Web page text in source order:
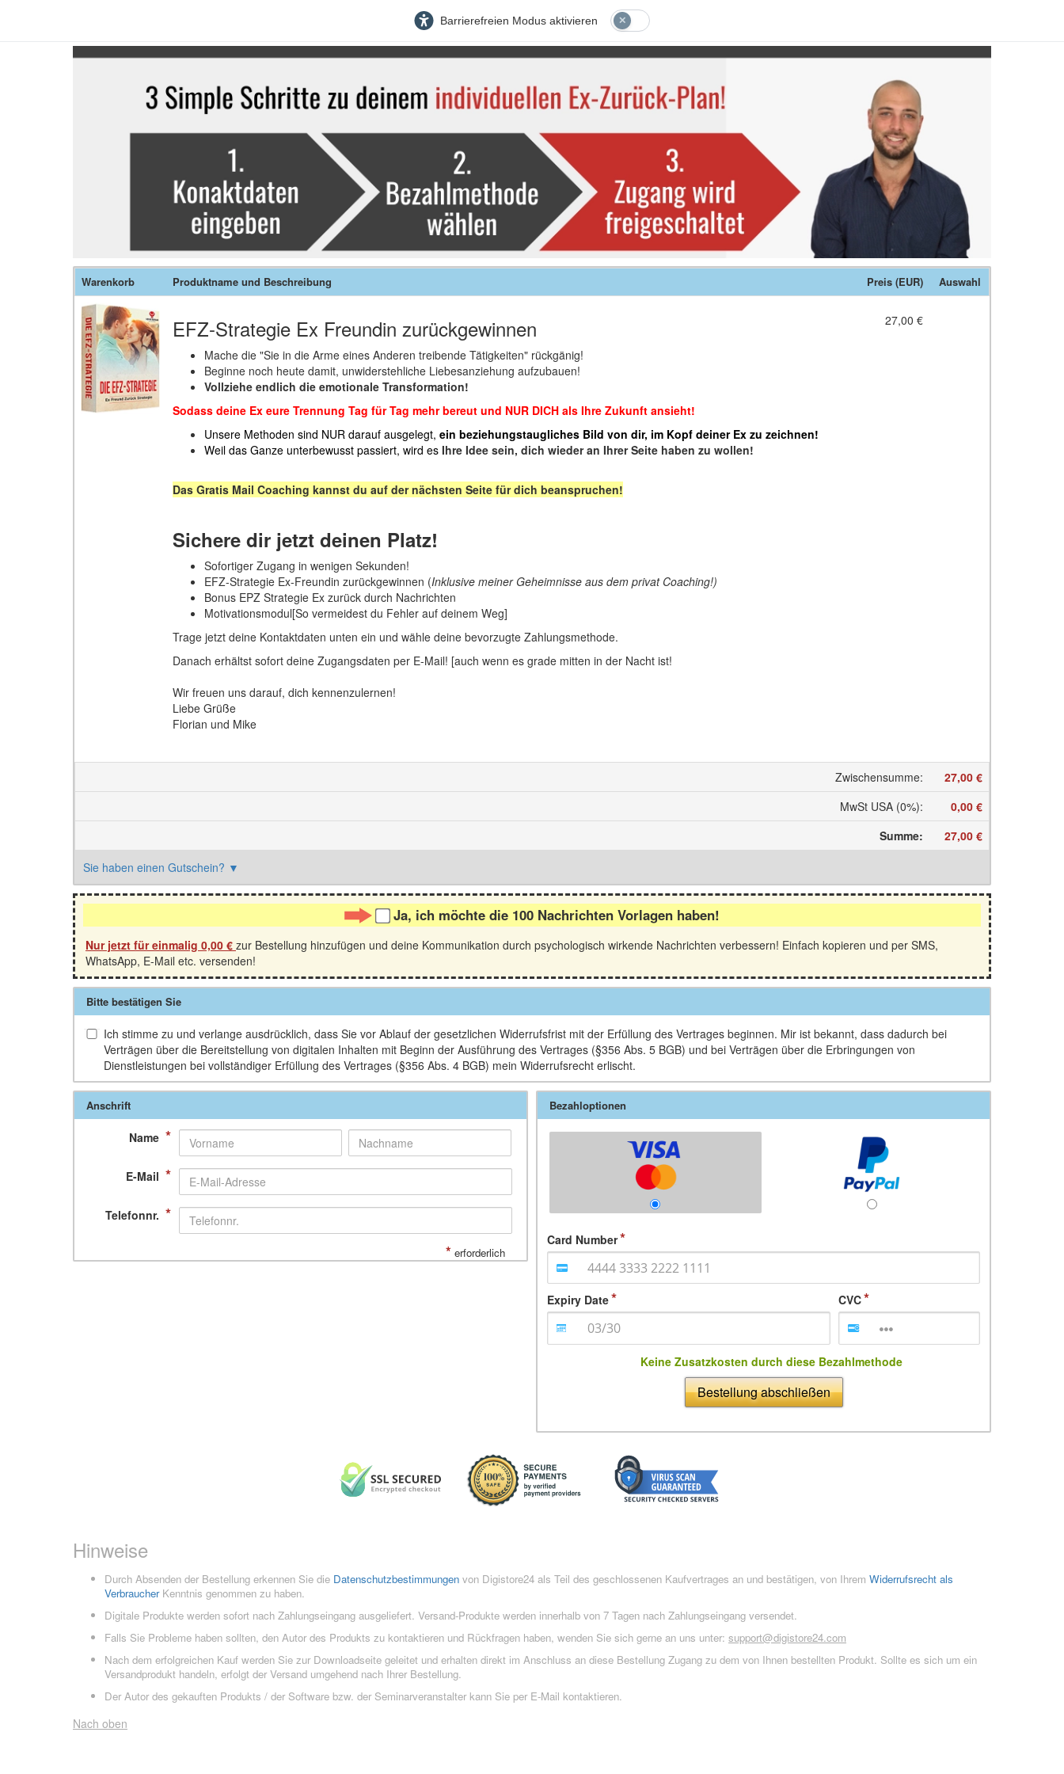
Barrierefreien Modus aktivieren
Warenkorb Produktname und Beschreibung Preis (EUR) Auswahl
EFZ-Strategie Ex Freundin zurückgewinnen
Mache die "Sie in die Arme eines Anderen treibende Tätigkeiten" rückgänig!
Beginne noch heute damit, unwiderstehliche Liebesanziehung aufzubauen!
Vollziehe endlich die emotionale Transformation!
Sodass deine Ex eure Trennung Tag für Tag mehr bereut und NUR DICH als Ihre Zukunft ansieht!
Unsere Methoden sind NUR darauf ausgelegt, ein beziehungstaugliches Bild von dir, im Kopf deiner Ex zu zeichnen!
Weil das Ganze unterbewusst passiert, wird es Ihre Idee sein, dich wieder an Ihrer Seite haben zu wollen!
Das Gratis Mail Coaching kannst du auf der nächsten Seite für dich beanspruchen!
Sichere dir jetzt deinen Platz!
Sofortiger Zugang in wenigen Sekunden!
EFZ-Strategie Ex-Freundin zurückgewinnen (Inklusive meiner Geheimnisse aus dem privat Coaching!)
Bonus EPZ Strategie Ex zurück durch Nachrichten
Motivationsmodul[So vermeidest du Fehler auf deinem Weg]
Trage jetzt deine Kontaktdaten unten ein und wähle deine bevorzugte Zahlungsmethode.
Danach erhältst sofort deine Zugangsdaten per E-Mail! [auch wenn es grade mitten in der Nacht ist!
Wir freuen uns darauf, dich kennenzulernen!
Liebe Grüße
Florian und Mike
27,00 €
Zwischensumme:
27,00 €
MwSt USA (0%):
0,00 €
Summe:
27,00 €
Sie haben einen Gutschein? ▼
Ja, ich möchte die 100 Nachrichten Vorlagen haben!
Nur jetzt für einmalig 0,00 € zur Bestellung hinzufügen und deine Kommunikation durch psychologisch wirkende Nachrichten verbessern! Einfach kopieren und per SMS,
WhatsApp, E-Mail etc. versenden!
Bitte bestätigen Sie
Ich stimme zu und verlange ausdrücklich, dass Sie vor Ablauf der gesetzlichen Widerrufsfrist mit der Erfüllung des Vertrages beginnen. Mir ist bekannt, dass dadurch bei
Verträgen über die Bereitstellung von digitalen Inhalten mit Beginn der Ausführung des Vertrages (§356 Abs. 5 BGB) und bei Verträgen über die Erbringungen von
Dienstleistungen bei vollständiger Erfüllung des Vertrages (§356 Abs. 4 BGB) mein Widerrufsrecht erlischt.
Anschrift
Name *
E-Mail *
Telefonnr. *
* erforderlich
Bezahloptionen
Card Number
Expiry Date CVC
Keine Zusatzkosten durch diese Bezahlmethode
Bestellung abschließen
Hinweise
Durch Absenden der Bestellung erkennen Sie die Datenschutzbestimmungen von Digistore24 als Teil des geschlossenen Kaufvertrages an und bestätigen, von Ihrem Widerrufsrecht als
VerbraucherKenntnis genommen zu haben.
Digitale Produkte werden sofort nach Zahlungseingang ausgeliefert. Versand-Produkte werden innerhalb von 7 Tagen nach Zahlungseingang versendet.
Falls Sie Probleme haben sollten, den Autor des Produkts zu kontaktieren und Rückfragen haben, wenden Sie sich gerne an uns unter: support@digistore24.com
Nach dem erfolgreichen Kauf werden Sie zur Downloadseite geleitet und erhalten direkt im Anschluss an diese Bestellung Zugang zu dem von Ihnen bestellten Produkt. Sollte es sich um ein
Versandprodukt handeln, erfolgt der Versand umgehend nach Ihrer Bestellung.
Der Autor des gekauften Produkts / der Software bzw. der Seminarveranstalter kann Sie per E-Mail kontaktieren.
Nach oben